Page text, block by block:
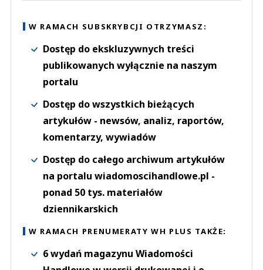
W RAMACH SUBSKRYBCJI OTRZYMASZ:
Dostęp do ekskluzywnych treści
publikowanych wyłącznie na naszym
portalu
Dostęp do wszystkich bieżących
artykułów - newsów, analiz, raportów,
komentarzy, wywiadów
Dostęp do całego archiwum artykułów
na portalu wiadomoscihandlowe.pl -
ponad 50 tys. materiałów
dziennikarskich
W RAMACH PRENUMERATY WH PLUS TAKŻE:
6 wydań magazynu Wiadomości